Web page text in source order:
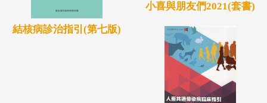
結核病診治指引(第七版)
小喜與朋友們2021(套書)